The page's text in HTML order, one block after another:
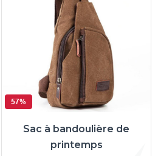
57%
Sac à bandoulière de
printemps